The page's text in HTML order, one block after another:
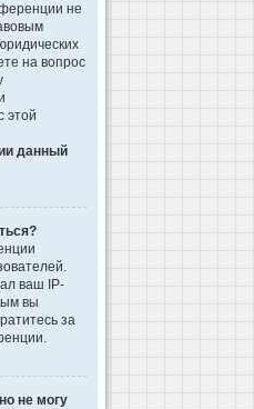
не
на вопрос
этой
данный
ваш IP-
вы
за
не могу